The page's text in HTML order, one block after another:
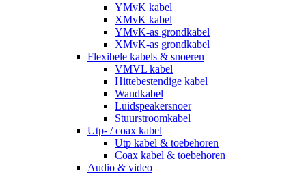
YMvK kabel
XMvK kabel
YMvK-as grondkabel
XMvK-as grondkabel
Flexibele kabels & snoeren
VMVL kabel
Hittebestendige kabel
Wandkabel
Luidspeakersnoer
Stuurstroomkabel
Utp- / coax kabel
Utp kabel & toebehoren
Coax kabel & toebehoren
Audio & video